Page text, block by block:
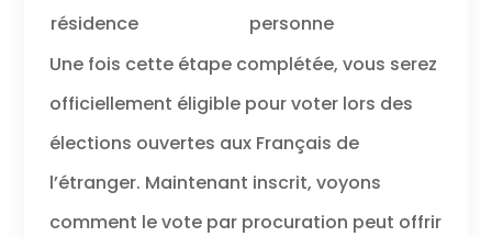
résidence
personne
Une fois cette étape complétée, vous serez
officiellement éligible pour voter lors des
élections ouvertes aux Français de
l’étranger. Maintenant inscrit, voyons
comment le vote par procuration peut offrir